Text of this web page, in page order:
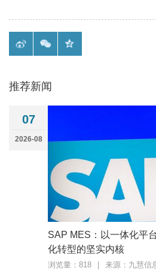
推荐新闻
07
2026-08
SAP MES：以一体化平
化转型的坚实内核
浏览量：818 来源：九慧信